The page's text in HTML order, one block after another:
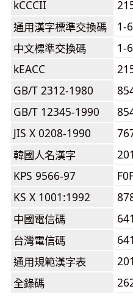
kCCCII
通用漢字標準交換碼
1-
中文標準交換碼
1-
kEACC
GB/T 2312-1980
GB/T 12345-1990
JIS X 0208-1990
韓國人名漢字
KPS 9566-97
KS X 1001:1992
中國電信碼
台灣電信碼
通用規範漢字表
全錄碼